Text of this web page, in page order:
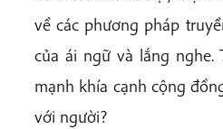
về các phương pháp
của ái ngữ và lắng nghe.
mạnh khía cạnh cộng
với người?